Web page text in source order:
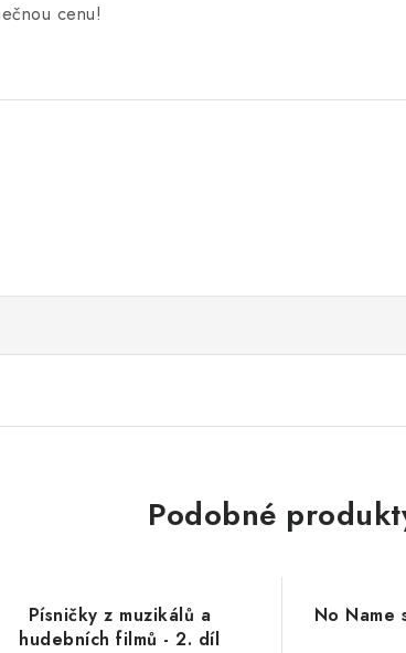
cenu!
Podobné
Písničky z muzikálů a
hudebních filmů - 2. díl
No Name